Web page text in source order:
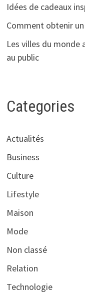
Idées de cadeaux
Comment obtenir
Les villes du monde
au public
Categories
Actualités
Business
Culture
Lifestyle
Maison
Mode
Non classé
Relation
Technologie